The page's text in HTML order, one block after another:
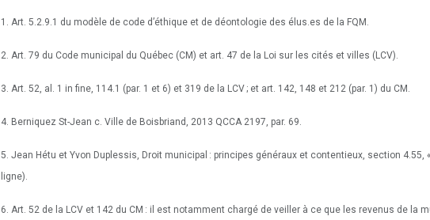
1. Art. 5.2.9.1 du modèle de code d’éthique et de déontologie des élus.es de la FQM.
2. Art. 79 du Code municipal du Québec (CM) et art. 47 de la Loi sur les cités et villes (LCV).
3. Art. 52, al. 1 in fine, 114.1 (par. 1 et 6) et 319 de la LCV ; et art. 142, 148 et 212 (par. 1) du CM.
4. Berniquez St-Jean c. Ville de Boisbriand, 2013 QCCA 2197, par. 69.
5. Jean Hétu et Yvon Duplessis, Droit municipal : principes généraux et contentieux, section 4.55,
ligne).
6. Art. 52 de la LCV et 142 du CM : il est notamment chargé de veiller à ce que les revenus de la